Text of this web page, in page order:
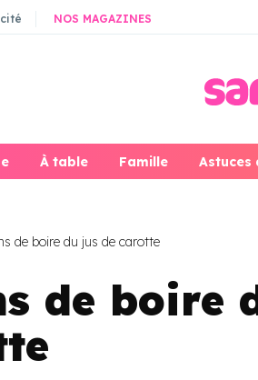
NOS MAGAZINES
À table Famille Astuces
de boire du jus de carotte
de boire